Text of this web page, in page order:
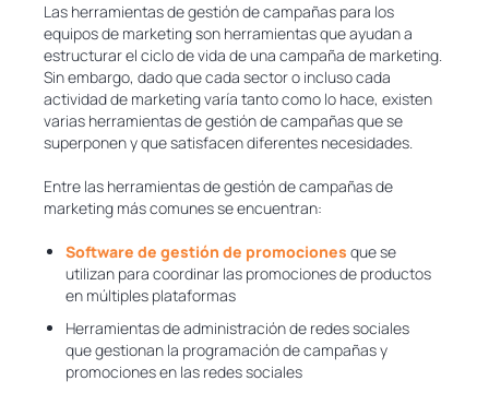
Las herramientas de gestión de campañas para los
equipos de marketing son herramientas que ayudan a
estructurar el ciclo de vida de una campaña de marketing.
Sin embargo, dado que cada sector o incluso cada
actividad de marketing varía tanto como lo hace, existen
varias herramientas de gestión de campañas que se
superponen y que satisfacen diferentes necesidades.
Entre las herramientas de gestión de campañas de
marketing más comunes se encuentran:
Software de gestión de promociones que se
utilizan para coordinar las promociones de productos
en múltiples plataformas
Herramientas de administración de redes sociales
que gestionan la programación de campañas y
promociones en las redes sociales